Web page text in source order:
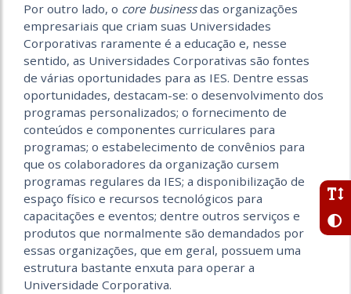
Por outro lado, o core businessdas organizações
empresariais que criam suas Universidades
Corporativas raramente é a educação e, nesse
sentido, as Universidades Corporativas são fontes
de várias oportunidades para as IES. Dentre essas
oportunidades, destacam-se: o desenvolvimento dos
programas personalizados; o fornecimento de
conteúdos e componentes curriculares para
programas; o estabelecimento de convênios para
que os colaboradores da organização cursem
programas regulares da IES; a disponibilização de
espaço físico e recursos tecnológicos para
capacitações e eventos; dentre outros serviços e
produtos que normalmente são demandados por
essas organizações, que em geral, possuem uma
estrutura bastante enxuta para operar a
Universidade Corporativa.